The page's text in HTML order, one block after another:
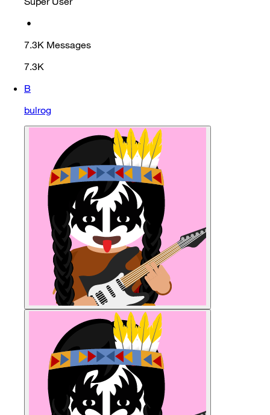
•
7.3K Messages
7.3K
B
bulrog